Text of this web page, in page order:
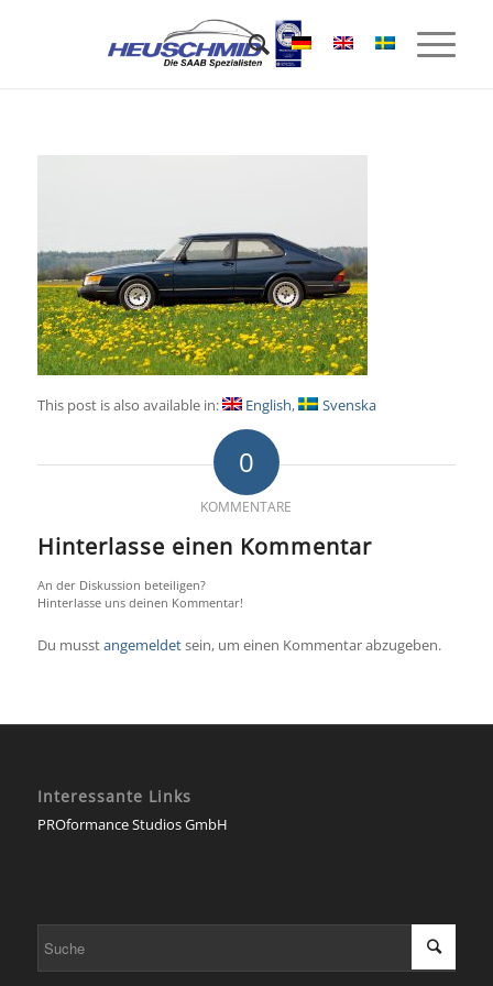
This post is also available in: English Svenska
0
KOMMENTARE
Hinterlasse einen Kommentar
An der Diskussion beteiligen?
Hinterlasse uns deinen Kommentar!
Du musstangemeldetsein, um einen Kommentar abzugeben.
Interessante Links
PROformance Studios GmbH